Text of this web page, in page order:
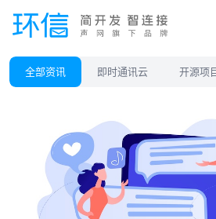
全部资讯 即时通讯云 开源项